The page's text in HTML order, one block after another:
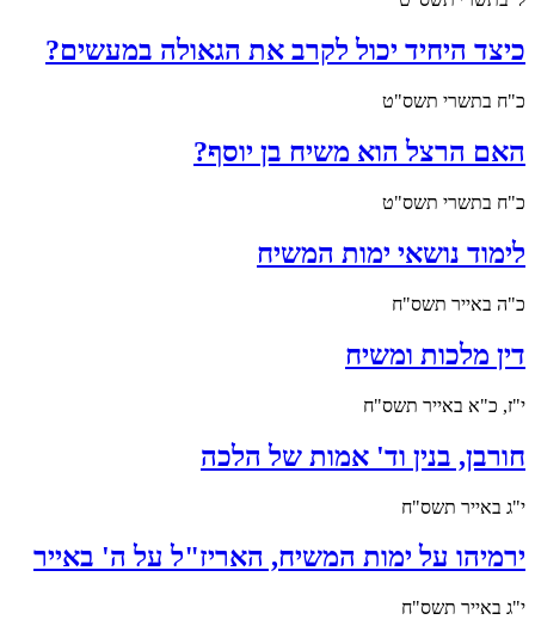
כיצד היחיד יכול לקרב את הגאולה במעשים?
כ"ח בתשרי תשס"ט
האם הרצל הוא משיח בן יוסף?
כ"ח בתשרי תשס"ט
לימוד נושאי ימות המשיח
כ"ה באייר תשס"ח
דין מלכות ומשיח
י"ז, כ"א באייר תשס"ח
חורבן, בנין וד' אמות של הלכה
י"ג באייר תשס"ח
ירמיהו על ימות המשיח, האריז"ל על ה' באייר
י"ג באייר תשס"ח